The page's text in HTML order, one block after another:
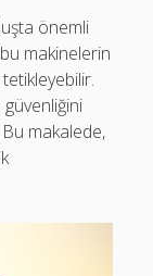
önemli
makinelerin
güvenliğini
makalede,